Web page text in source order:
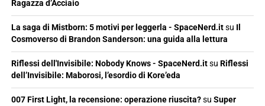
Ragazza d’Acciaio
La saga di Mistborn: 5 motivi per leggerla - SpaceNerd.itsu Il
Cosmoverso di Brandon Sanderson: una guida alla lettura
Riflessi dell'Invisibile: Nobody Knows - SpaceNerd.itsu Riflessi
dell’Invisibile: Maborosi, l’esordio di Kore’eda
007 First Light, la recensione: operazione riuscita?su Super